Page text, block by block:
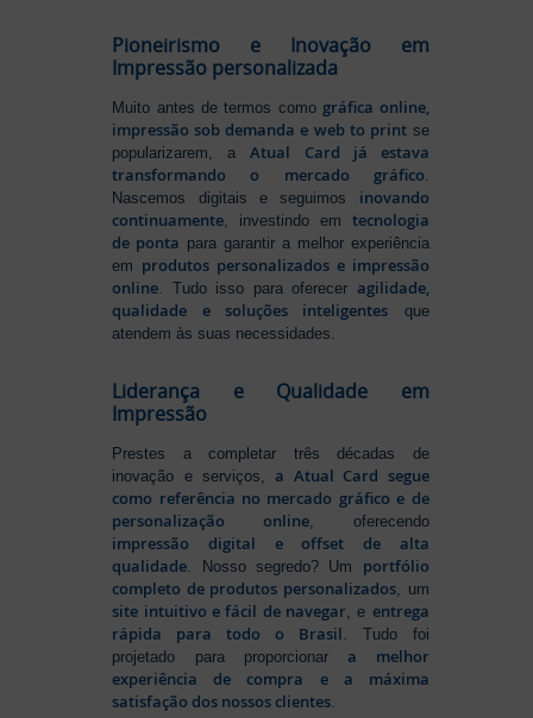
Pioneirismo e Inovação em
Impressão personalizada
Muito antes de termos como gráfica online,
impressão sob demanda e web to printse
popularizarem, aAtual Card já estava
transformando o mercado gráfico.
Nascemos digitais e seguimos inovando
continuamente, investindo em tecnologia
de ponta para garantir a melhor experiência
em produtos personalizados e impressão
online. Tudo isso para oferecer agilidade,
qualidade e soluções inteligentes que
atendem às suas necessidades.
Liderança e Qualidade em
Impressão
Prestes a completar três décadas de
inovação e serviços,a Atual Card segue
como referência no mercado gráfico e de
personalização online, oferecendo
impressão digital e offset de alta
qualidade . Nosso segredo? Um portfólio
completo de produtos personalizados , um
site intuitivo e fácil de navegar , e entrega
rápida para todo o Brasil . Tudo foi
projetado para proporcionara melhor
experiência de compra e a máxima
satisfação dos nossos clientes